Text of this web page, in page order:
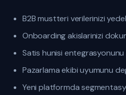
B2B mustteri verilerinizi
Onboarding akislarinizi
Satis hunisi
Pazarlama ekibi uyumunu
Yeni platformda